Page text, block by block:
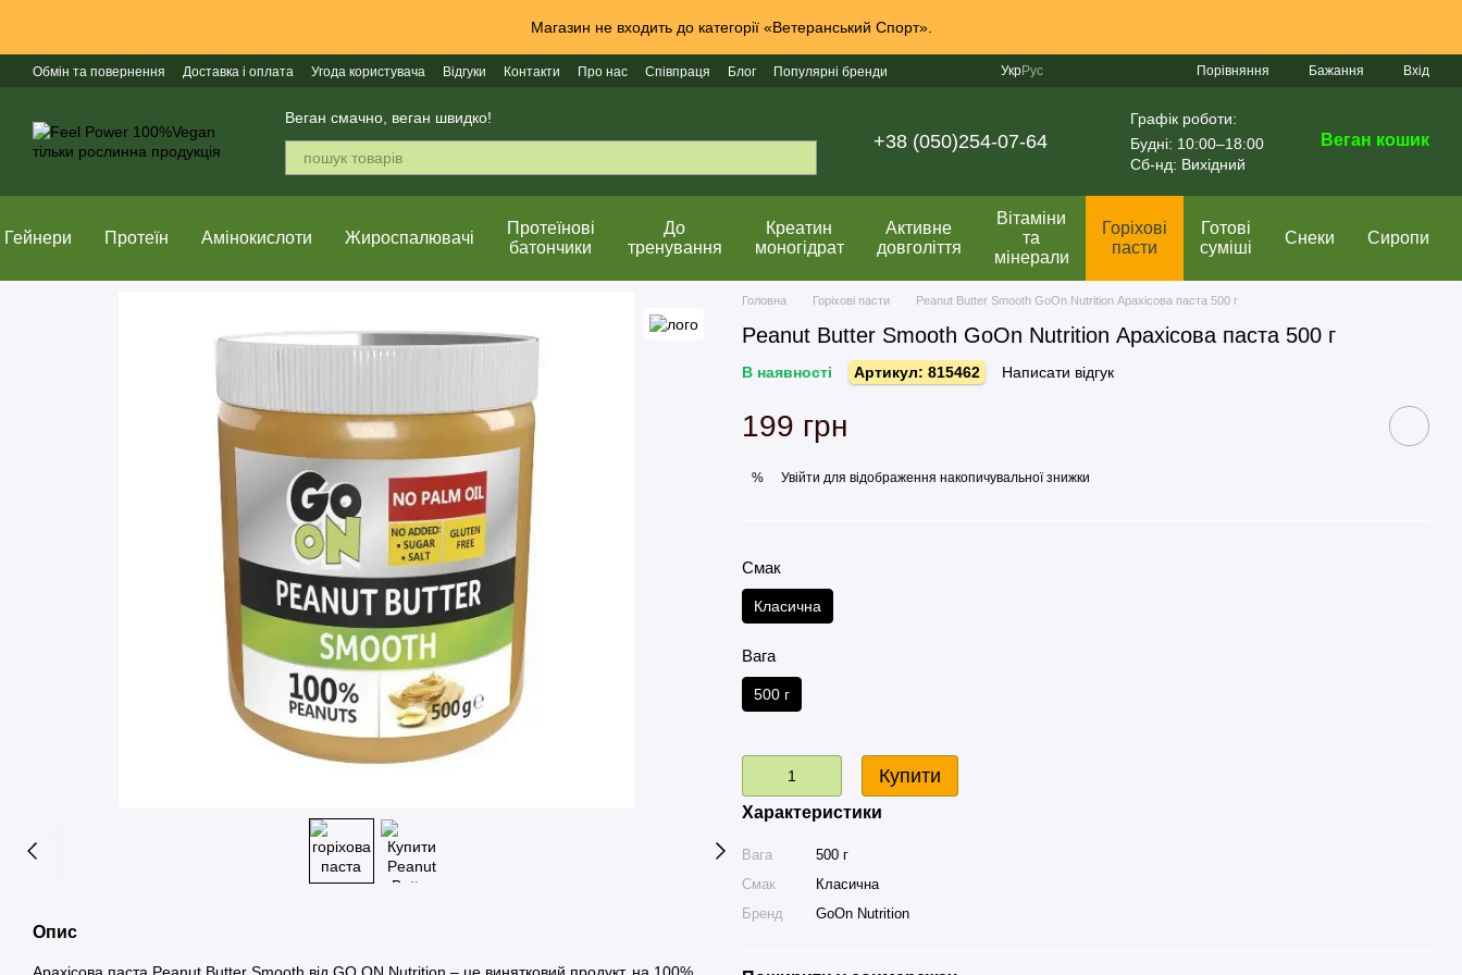
Магазин не входить до категорії «Ветеранський Спорт».
Обмін та повернення Доставка і оплата Угода користувача Відгуки Контакти Про нас Співпраця Блог Популярні бренди УкрРус Порівняння Бажання Вхід
Веган смачно, веган швидко!
+38 (050)254-07-64
Графік роботи:
Будні: 10:00–18:00
Сб-нд: Вихідний
Веган кошик
Гейнери Протеїн Амінокислоти Жироспалювачі
Протеїнові
батончики
До
тренування
Креатин
моногідрат
Активне
довголіття
Вітаміни
та
мінерали
Горіхові
пасти
Готові
суміші
Снеки Сиропи
Опис
Головна Горіхові пасти Peanut Butter Smooth GoOn Nutrition Арахісова паста 500 г
Peanut Butter Smooth GoOn Nutrition Арахісова паста 500 г
В наявності Артикул: 815462 Написати відгук
199 грн
% Увійти для відображення накопичувальної знижки
Смак
Класична
Вага
500 г
Купити
Характеристики
Вага
500 г
Смак
Класична
Бренд
GoOn Nutrition